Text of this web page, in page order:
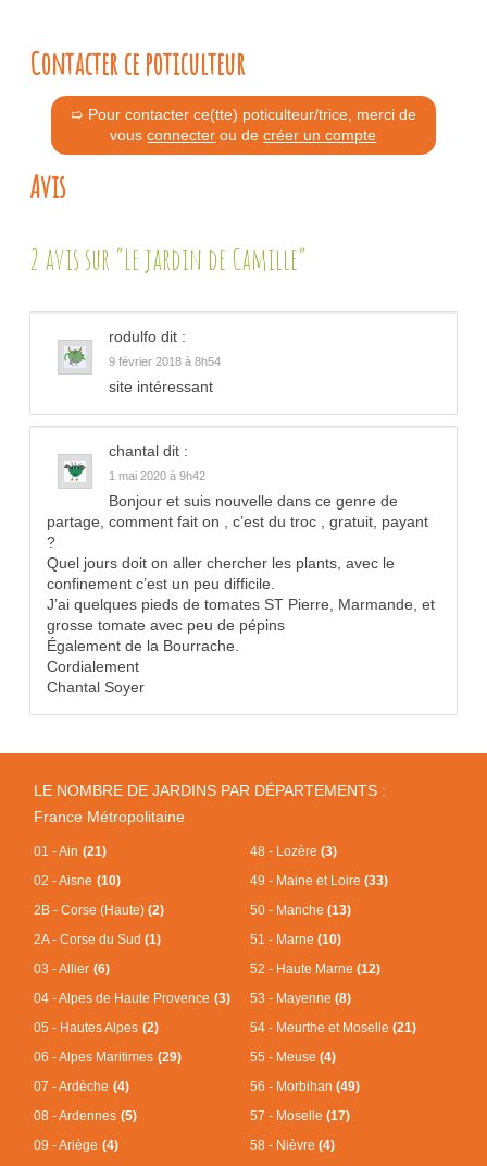
Contacter ce poticulteur
➯ Pour contacter ce(tte) poticulteur/trice, merci de
vousconnecter ou decréer un compte
Avis
2 avis sur “Le jardin de Camille”
rodulfo dit :
9 février 2018 à 8h54
site intéressant
chantal dit :
1 mai 2020 à 9h42
Bonjour et suis nouvelle dans ce genre de
partage, comment fait on , c’est du troc , gratuit, payant
?
Quel jours doit on aller chercher les plants, avec le
confinement c’est un peu difficile.
J’ai quelques pieds de tomates ST Pierre, Marmande, et
grosse tomate avec peu de pépins
Également de la Bourrache.
Cordialement
Chantal Soyer
LE NOMBRE DE JARDINS PAR DÉPARTEMENTS :
France Métropolitaine
01 - Ain(21)
02 - Aisne(10)
2B - Corse (Haute)(2)
2A - Corse du Sud(1)
03 - Allier(6)
04 - Alpes de Haute Provence(3)
05 - Hautes Alpes(2)
06 - Alpes Maritimes(29)
07 - Ardèche(4)
08 - Ardennes(5)
09 - Ariège(4)
48 - Lozère (3)
49 - Maine et Loire (33)
50 - Manche (13)
51 - Marne (10)
52 - Haute Marne (12)
53 - Mayenne (8)
54 - Meurthe et Moselle (21)
55 - Meuse (4)
56 - Morbihan (49)
57 - Moselle (17)
58 - Nièvre (4)